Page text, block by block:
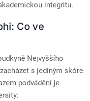
integritu.
Co ve
Nejvyššího
s jediným skóre
podvádění je